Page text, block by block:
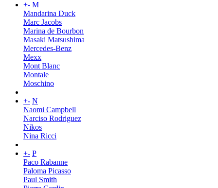
+- M
Mandarina Duck
Marc Jacobs
Marina de Bourbon
Masaki Matsushima
Mercedes-Benz
Mexx
Mont Blanc
Montale
Moschino
+- N
Naomi Campbell
Narciso Rodriguez
Nikos
Nina Ricci
+- P
Paco Rabanne
Paloma Picasso
Paul Smith